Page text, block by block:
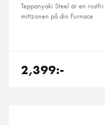
Teppanyaki Steel är en
mittzonen på din Furnace
2,399:-